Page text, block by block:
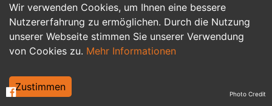
Wir verwenden Cookies, um Ihnen eine bessere
Nutzererfahrung zu ermöglichen. Durch die Nutzung
unserer Webseite stimmen Sie unserer Verwendung
von Cookies zu. Mehr Informationen
Zustimmen
Personalwesen Assistenz, Sekretariat
Hilfskräfte, Aushilfs- und Nebenjobs
Weiterbildung, Studium, duale Ausbildung Photo Credit